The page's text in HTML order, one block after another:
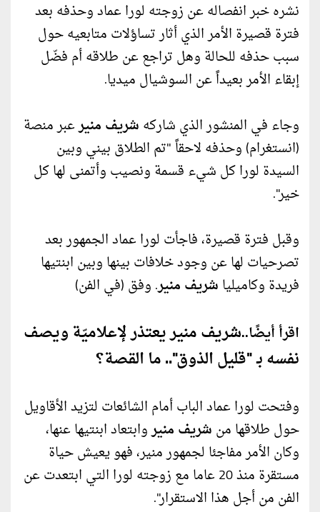
نشره خبر انفصاله عن زوجته لورا عماد وحذفه بعد
فترة قصيرة الأمر الذي أثار تساؤلات متابعيه حول
سبب حذفه للحالة وهل تراجع عن طلاقه أم فضّل
إبقاء الأمر بعيداً عن السوشيال ميديا.
وجاء في المنشور الذي شاركه شريف منيرعبر منصة
(انستغرام) وحذفه لاحقاً "تم الطلاق بيني وبين
السيدة لورا كل شيء قسمة ونصيب وأتمنى لها كل
خير".
وقبل فترة قصيرة، فاجأت لورا عماد الجمهور بعد
تصرحيات لها عن وجود خلافات بينها وبين ابنتيها
فريدة وكاميليا شريف منير. وفق (في الفن)
اقرأ أيضًا..شريف منير يعتذر لإعلاميّة ويصف
نفسه بـ "قليل الذوق".. ما القصة؟
وفتحت لورا عماد الباب أمام الشائعات لتزيد الأقاويل
حول طلاقها من شريف منيروابتعاد ابنتيها عنها،
وكان الأمر مفاجئا لجمهور منير، فهو يعيش حياة
مستقرة منذ 20 عاما مع زوجته لورا التي ابتعدت عن
الفن من أجل هذا الاستقرار".